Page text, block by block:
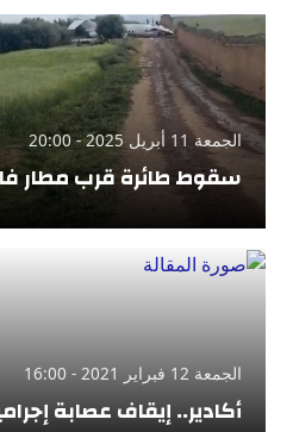
الجمعة 11 أبريل 2025 - 20:00
سقوط طائرة قرب مطار
الجمعة 12 فبراير 2021 - 16:00
أكادير.. إيقاف عصابة